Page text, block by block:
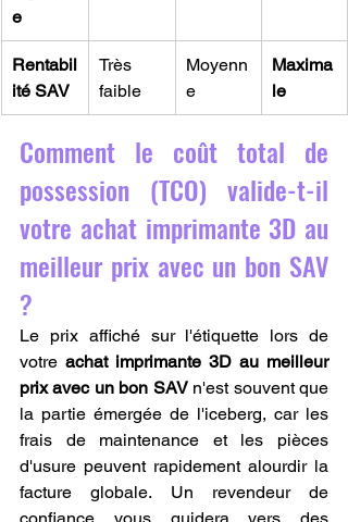
e
Rentabil
ité SAV
Très
faible
Moyenn
e
Maxima
le
Comment le coût total de
possession (TCO) valide-t-il
votre achat imprimante 3D au
meilleur prix avec un bon SAV
?
Le prix affiché sur l'étiquette lors de
votre achat imprimante 3D au meilleur
prix avec un bon SAV n'est souvent que
la partie émergée de l'iceberg, car les
frais de maintenance et les pièces
d'usure peuvent rapidement alourdir la
facture globale. Un revendeur de